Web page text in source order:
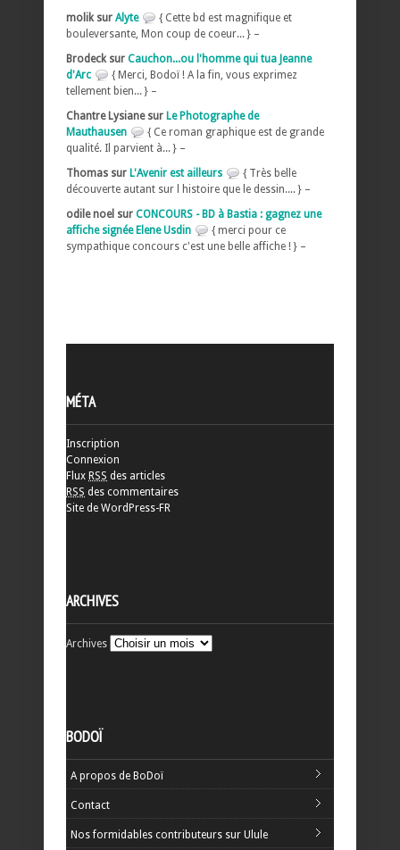
molik sur Alyte
{ Cette bd est magnifique et
bouleversante, Mon coup de coeur... } –
Brodeck sur Cauchon...ou l'homme qui tua Jeanne
d'Arc
{ Merci, Bodoï ! A la fin, vous exprimez
tellement bien... } –
Chantre Lysiane sur Le Photographe de
Mauthausen
{ Ce roman graphique est de grande
qualité. Il parvient à... } –
Thomas sur L'Avenir est ailleurs
{ Très belle
découverte autant sur l histoire que le dessin.... } –
odile noel sur CONCOURS - BD à Bastia : gagnez une
affiche signée Elene Usdin
{ merci pour ce
sympathique concours c'est une belle affiche ! } –
MÉTA
Inscription
Connexion
Flux RSS des articles
RSS des commentaires
Site de WordPress-FR
ARCHIVES
Archives
BODOÏ
A propos de BoDoï
Contact
Nos formidables contributeurs sur Ulule